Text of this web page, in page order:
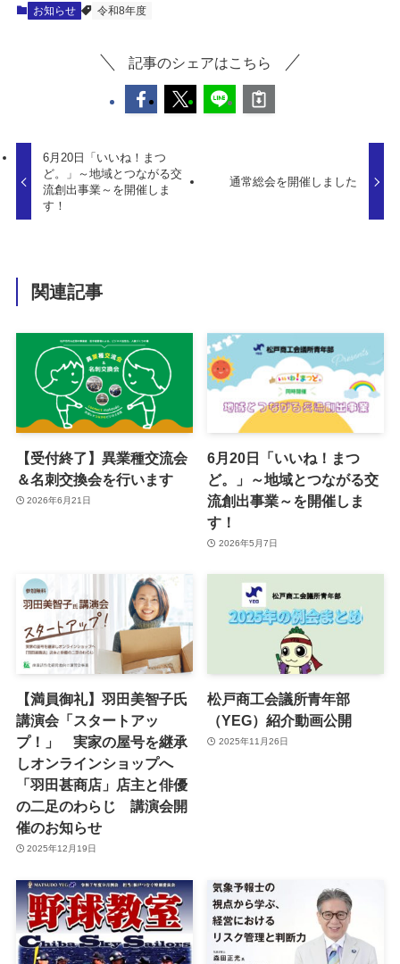
お知らせ 令和8年度
記事のシェアはこちら
6月20日「いいね！まつ
ど。」～地域とつながる交
流創出事業～を開催しま
す！
通常総会を開催しました
関連記事
【受付終了】異業種交流会
＆名刺交換会を行います
2026年6月21日
6月20日「いいね！まつ
ど。」～地域とつながる交
流創出事業～を開催しま
す！
2026年5月7日
【満員御礼】羽田美智子氏
講演会「スタートアッ
プ！」 実家の屋号を継承
しオンラインショップへ
「羽田甚商店」店主と俳優
の二足のわらじ 講演会開
催のお知らせ
2025年12月19日
松戸商工会議所青年部
（YEG）紹介動画公開
2025年11月26日